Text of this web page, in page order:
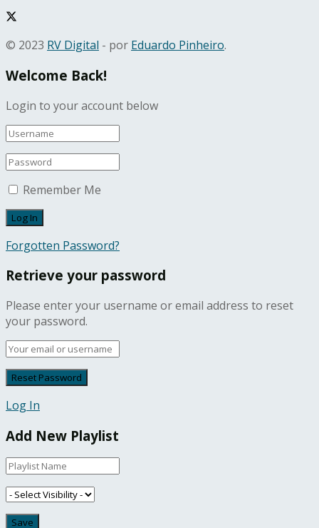
© 2023 RV Digital - por Eduardo Pinheiro.
Welcome Back!
Login to your account below
Remember Me
Forgotten Password?
Retrieve your password
Please enter your username or email address to reset
your password.
Log In
Add New Playlist